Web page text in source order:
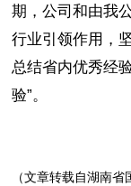
期，公司和由我
行业引领作用，
总结省内优秀经
验”。
（文章转载自湖南